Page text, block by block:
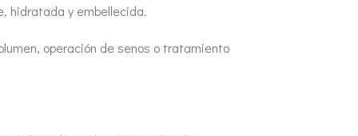
hidratada y embellecida.
operación de senos o tratamiento